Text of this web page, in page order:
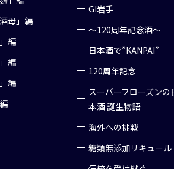
母」編
編
編
編
GI岩手
～120周年記念酒～
日本酒で”KANPAI”
120周年記念
スーパーフローズンの
本酒 誕生物語
海外への挑戦
糖類無添加リキュール